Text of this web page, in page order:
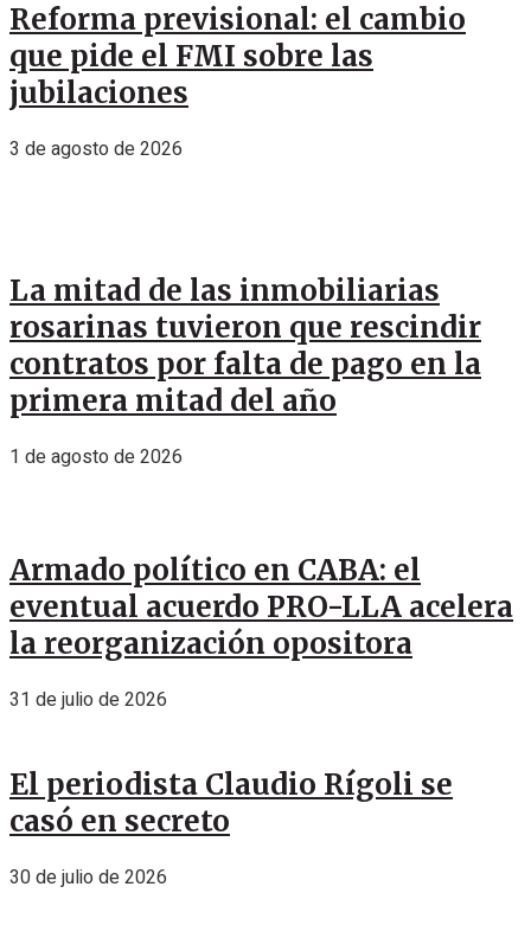
Reforma previsional: el cambio
que pide el FMI sobre las
jubilaciones
3 de agosto de 2026
La mitad de las inmobiliarias
rosarinas tuvieron que rescindir
contratos por falta de pago en la
primera mitad del año
1 de agosto de 2026
Armado político en CABA: el
eventual acuerdo PRO-LLA acelera
la reorganización opositora
31 de julio de 2026
El periodista Claudio Rígoli se
casó en secreto
30 de julio de 2026